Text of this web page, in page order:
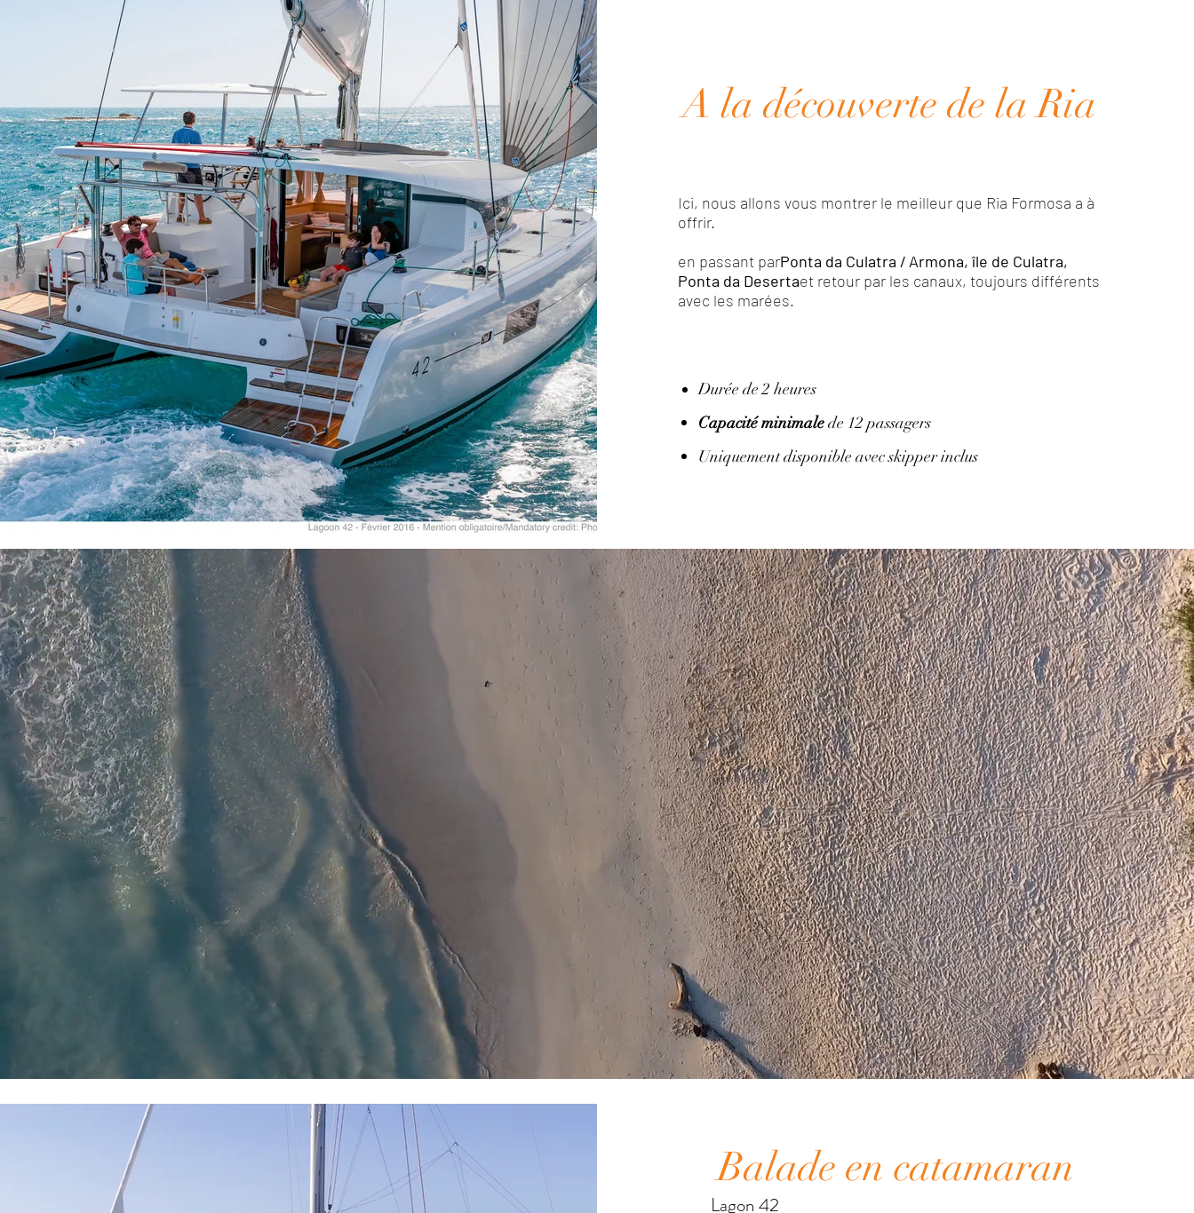
A la découverte de la Ria
Ici, nous allons vous montrer le meilleur que Ria Formosa a à
offrir.
en passant parPonta da Culatra / Armona, île de Culatra,
Ponta da Desertaet retour par les canaux, toujours différents
avec les marées.
Durée de 2 heures
Capacité minimalede 12 passagers
Uniquement disponible avec skipper inclus
Balade en catamaran
Lagon 42